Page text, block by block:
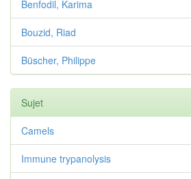
Benfodil, Karima
Bouzid, Riad
Büscher, Philippe
Sujet
Camels
Immune trypanolysis